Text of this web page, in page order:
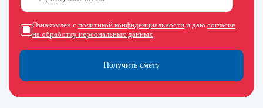
Получить смету
Ознакомлен с политикой конфиденциальности и даю согласие
на обработку персональных данных.